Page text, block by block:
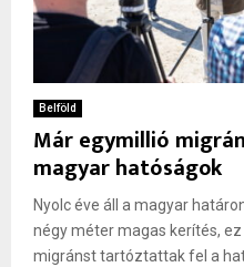
Belföld
Már egymillió
magyar hatóságok
Nyolc éve áll a magyar
négy méter magas kerítés,
migránst tartóztattak fel a